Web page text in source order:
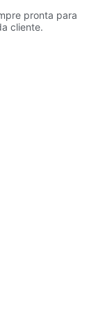
pronta para
cliente.